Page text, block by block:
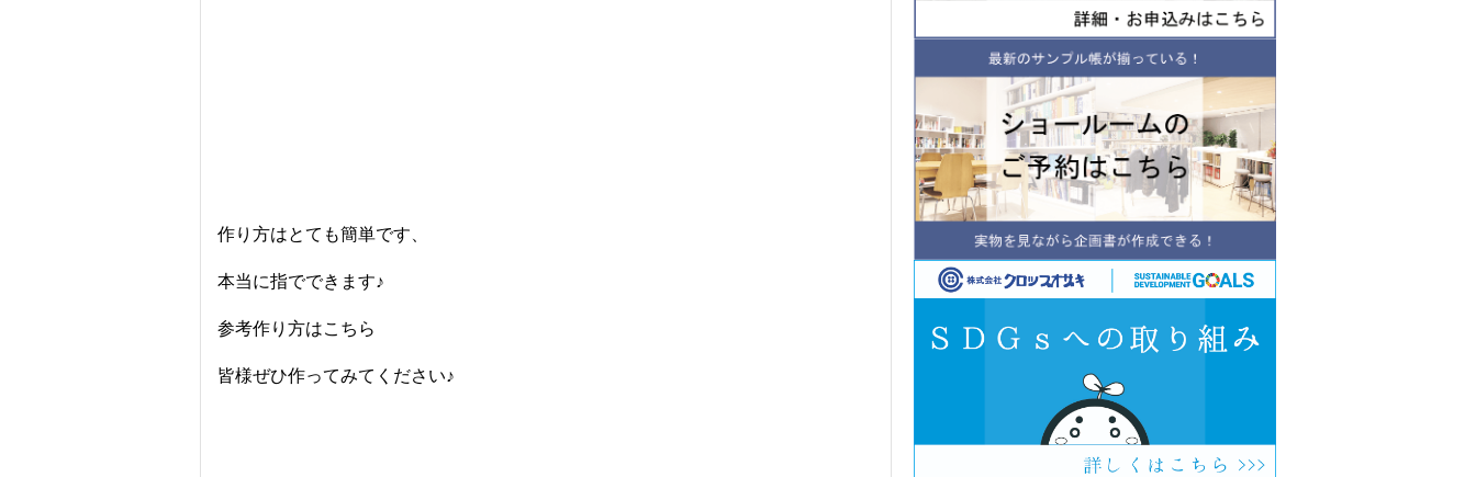
作り方はとても簡単です、
本当に指でできます♪
参考作り方はこちら
皆様ぜひ作ってみてください♪